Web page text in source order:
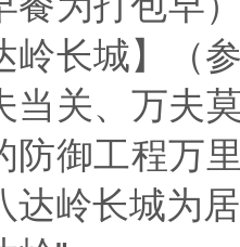
岭长城】（
当关、万夫
防御工程万
达岭长城为